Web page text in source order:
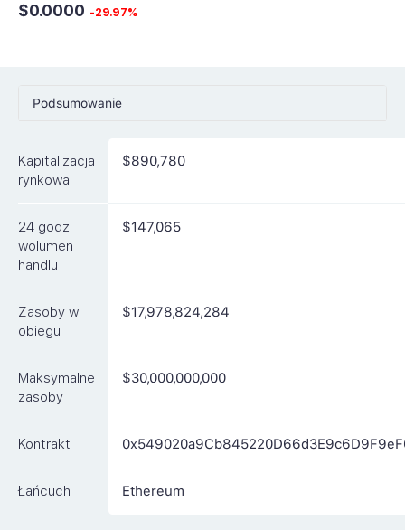
$0.0000 -29.97%
Podsumowanie
Rynki
FAQ
Kapitalizacja
rynkowa
$890,780
24 godz.
wolumen
handlu
$147,065
Zasoby w
obiegu
$17,978,824,284
Maksymalne
zasoby
$30,000,000,000
Kontrakt
Łańcuch Ethereum